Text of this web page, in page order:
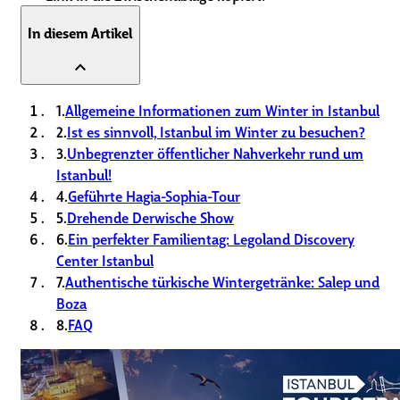
In diesem Artikel
expand_less
1.Allgemeine Informationen zum Winter in Istanbul
2.Ist es sinnvoll, Istanbul im Winter zu besuchen?
3.Unbegrenzter öffentlicher Nahverkehr rund um
Istanbul!
4.Geführte Hagia-Sophia-Tour
5.Drehende Derwische Show
6.Ein perfekter Familientag: Legoland Discovery
Center Istanbul
7.Authentische türkische Wintergetränke: Salep und
Boza
8.FAQ